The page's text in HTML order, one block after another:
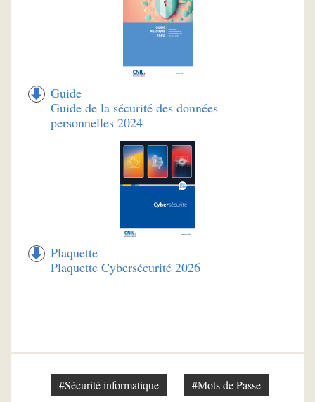
Guide
Guide de la sécurité des données
personnelles 2024
Plaquette
Plaquette Cybersécurité 2026
#Sécurité informatique #Mots de Passe